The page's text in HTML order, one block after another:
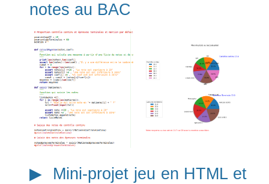
notes au BAC
▶︎ Mini-projet jeu en HTML et